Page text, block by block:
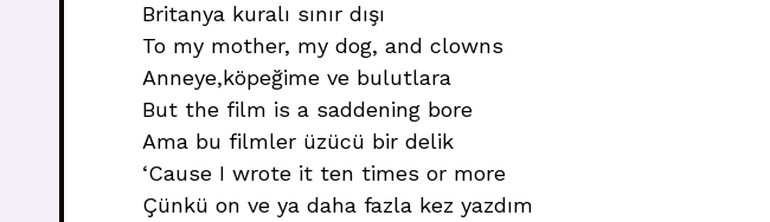
Britanya kuralı sınır dışı
To my mother, my dog, and clowns
Anneye,köpeğime ve bulutlara
But the film is a saddening bore
Ama bu filmler üzücü bir delik
‘Cause I wrote it ten times or more
Çünkü on ve ya daha fazla kez yazdım